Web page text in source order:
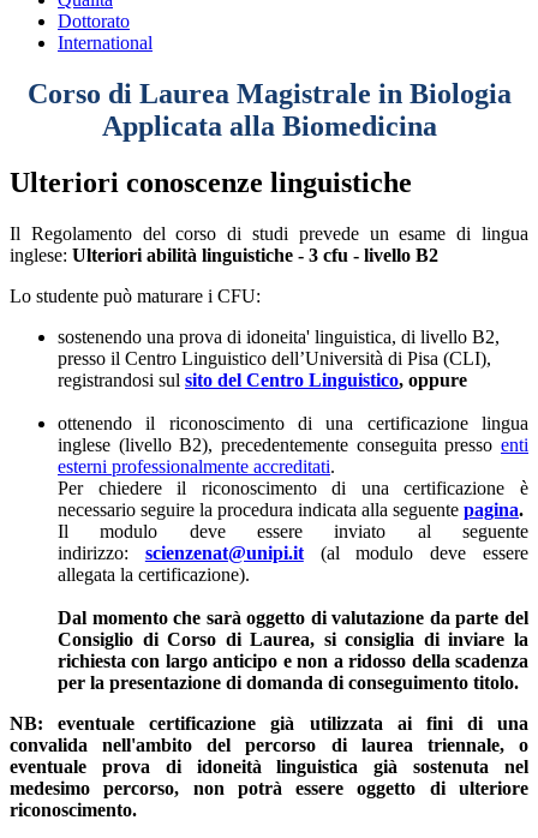
Dottorato
International
Corso di Laurea Magistrale in Biologia
Applicata alla Biomedicina
Ulteriori conoscenze linguistiche
Il Regolamento del corso di studi prevede un esame di lingua
inglese: Ulteriori abilità linguistiche - 3 cfu - livello B2
Lo studente può maturare i CFU:
sostenendo una prova di idoneita' linguistica, di livello B2,
presso il Centro Linguistico dell’Università di Pisa (CLI),
registrandosi sul sito del Centro Linguistico, oppure
ottenendo il riconoscimento di una certificazione lingua
inglese (livello B2), precedentemente conseguita presso enti
esterni professionalmente accreditati.
Per chiedere il riconoscimento di una certificazione è
necessario seguire la procedura indicata alla seguente pagina.
Il modulo deve essere inviato al seguente
indirizzo: scienzenat@unipi.it
(al modulo deve essere
allegata la certificazione).
Dal momento che sarà oggetto di valutazione da parte del
Consiglio di Corso di Laurea, si consiglia di inviare la
richiesta con largo anticipo e non a ridosso della scadenza
per la presentazione di domanda di conseguimento titolo.
NB: eventuale certificazione già utilizzata ai fini di una
convalida nell'ambito del percorso di laurea triennale, o
eventuale prova di idoneità linguistica già sostenuta nel
medesimo percorso, non potrà essere oggetto di ulteriore
riconoscimento.